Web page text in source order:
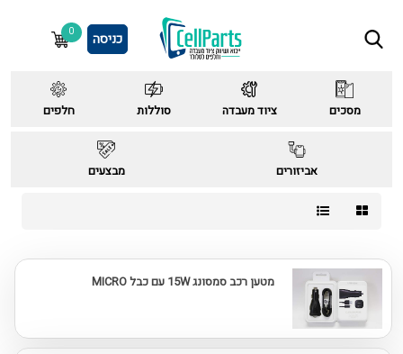
כניסה 0
מסכים ציוד מעבדה סוללות חלפים
אביזורים מבצעים
מטען רכב סמסונג 15W עם כבל MICRO